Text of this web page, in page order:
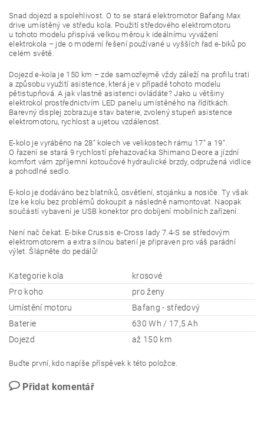
Snad dojezd a spolehlivost. O to se stará elektromotor Bafang Max
drive umístěný ve středu kola. Použití středového elektromotoru
u tohoto modelu přispívá velkou měrou k ideálnímu vyvážení
elektrokola – jde o moderní řešení používané u vyšších řad e-biků po
celém světě.
Dojezd e-kola je 150 km – zde samozřejmě vždy záleží na profilu trati
a způsobu využití asistence, která je v případě tohoto modelu
pětistupňová. A jak vlastně asistenci ovládáte? Jako u většiny
elektrokol prostřednictvím LED panelu umístěného na řídítkách.
Barevný displej zobrazuje stav baterie, zvolený stupeň asistence
elektromotoru, rychlost a ujetou vzdálenost.
E-kolo je vyráběno na 28“ kolech ve velikostech rámu 17“ a 19“.
O řazení se stará 9 rychlostí přehazovačka Shimano Deore a jízdní
komfort vám zpříjemní kotoučové hydraulické brzdy, odpružená vidlice
a pohodlné sedlo.
E-kolo je dodáváno bez blatníků, osvětlení, stojánku a nosiče. Ty však
lze ke kolu bez problémů dokoupit a následně namontovat. Naopak
součástí vybavení je USB konektor pro dobíjení mobilních zařízení.
Není nač čekat. E-bike Crussis e-Cross lady 7.4-S se středovým
elektromotorem a extra silnou baterií je připraven pro váš parádní
výlet. Šlápněte do pedálů!
Kategorie kola
krosové
Pro koho
pro ženy
Umístění motoru
Bafang - středový
Baterie
630 Wh / 17,5 Ah
Dojezd
až 150 km
Buďte první, kdo napíše příspěvek k této položce.
Přidat komentář